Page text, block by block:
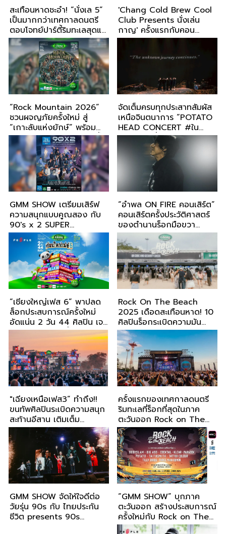
สะเทือนหาดชะอำ! “นั่งเล 5”
เป็นมากกว่าเทศกาลดนตรี
ตอบโจทย์ปาร์ตี้ริมทะเลสุดแซ่
บที่ทุกซัมเมอร์จะต้องไม่พลาด
'Chang Cold Brew Cool
Club Presents นั่งเล่น
กาญ' ครั้งแรกกับคอน
เสิร์ตฮอลล์ท่ามกลาง
ในตะวันตก เตรียมบุก
“Rock Mountain 2026”
ชวนผจญภัยครั้งใหม่ สู่
“เกาะลับแห่งยักษ์” พร้อม
เปิดทุกโสตสัมผัสความมันขั้น
สุด ท่ามกลางขุนเขาเพื่อชาว
ร็อก!!!
จัดเต็มครบทุกประสาทสัมผัส
เหนือจินตนาการ “POTATO
HEAD CONCERT #ใน
หัวมัน” 5 ค่ำคืนประวัติศาสตร์
6 ปีที่รอคอย โปรดักชันสุด
ล้ำ–ศิลปินรับเชิญอัดแน่น
GMM SHOW เตรียมเสิร์ฟ
ความสนุกแบบคูณสอง กับ
90's x 2 SUPER
CONCERT
“อำพล ON FIRE คอนเสิร์ต”
คอนเสิร์ตครั้งประวัติศาสตร์
ของตำนานร็อกมือขวา
“อำพล ลำพูน” ที่ร็อกทะลุ
จุดเดือด และมันสะเทือนอิม
แพ็คฯ ที่สุดในรอบ 30 ปี
“เชียงใหญ่เฟส 6” พาปลด
ล็อกประสบการณ์ครั้งใหม่
อัดแน่น 2 วัน 44 ศิลปิน เจอ
กัน 29-30 พ.ย.นี้
Rock On The Beach
2025 เดือดสะเทือนหาด! 10
ศิลปินร็อกระเบิดความมัน
กลางทะเลระยอง
"เฉียงเหนือเฟส3” ทำถึง!!
ขนทัพศิลปินระเบิดความสนุก
สะท้านอีสาน เติมเต็ม
ประสบการณ์สุดพิเศษ!
ครั้งแรกของเทศกาลดนตรี
ริมทะเลที่ร็อกที่สุดในภาค
ตะวันออก Rock on The
Beach 2024!!
GMM SHOW จัดให้ใจดีต่อ
วัยรุ่น 90s กับ ไทยประกัน
ชีวิต presents 90s
“GMM SHOW” บุกภาค
ตะวันออก สร้างประสบการณ์
ครั้งใหม่กับ Rock on The
Beach 2024